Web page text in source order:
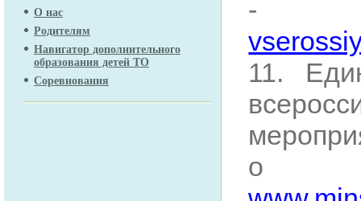
О нас
Родителям
Навигатор дополнительного
образования детей ТО
Соревнования
11.
о